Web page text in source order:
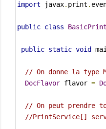
import javax. print .
public class BasicPrint
public static void
// On donne la type
DocFlavor flavor =
// On peut prendre
//PrintService[]